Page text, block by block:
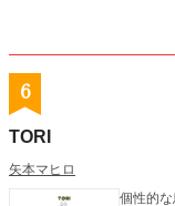
6
TORI
矢本マヒロ
個性的